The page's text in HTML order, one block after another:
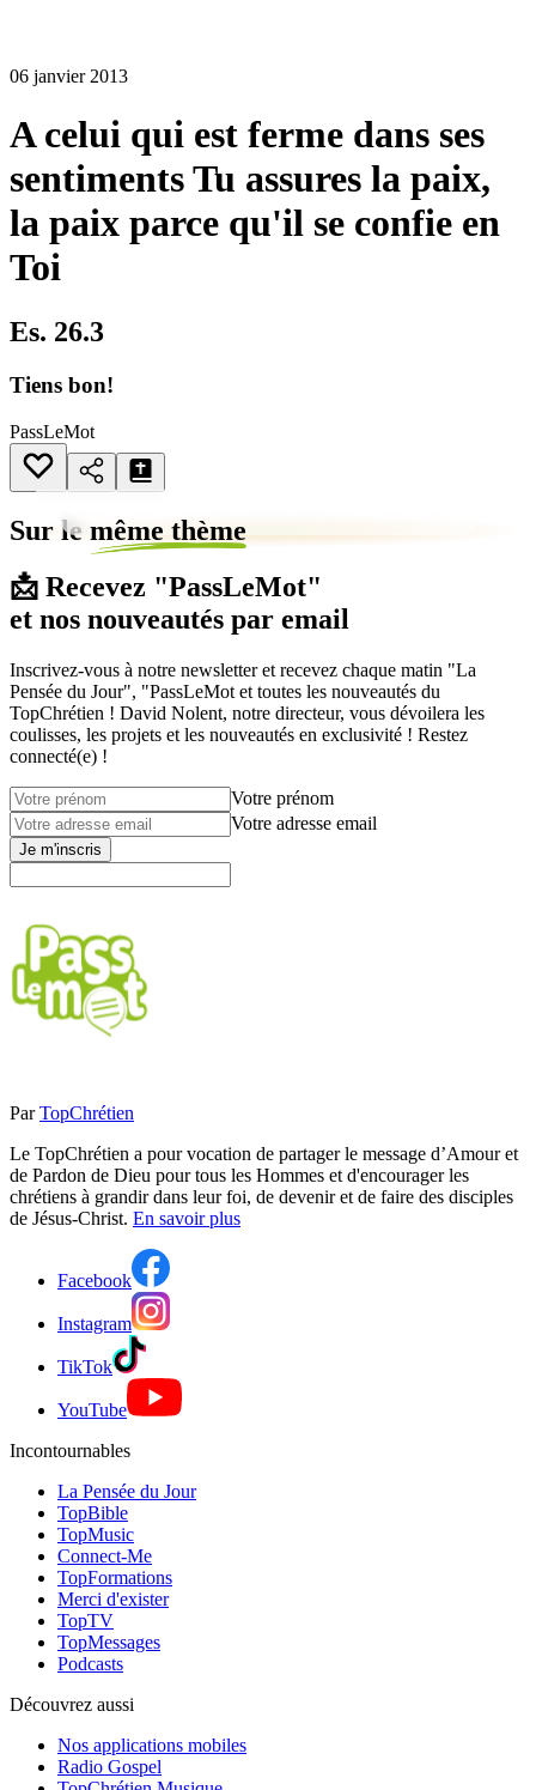
06 janvier 2013
A celui qui est ferme dans ses
sentiments Tu assures la paix,
la paix parce qu'il se confie en
Toi
Es. 26.3
Tiens bon!
PassLeMot
Sur le même thème
📩 Recevez "PassLeMot"
et nos nouveautés par email
Inscrivez-vous à notre newsletter et recevez chaque matin "La
Pensée du Jour", "PassLeMot et toutes les nouveautés du
TopChrétien ! David Nolent, notre directeur, vous dévoilera les
coulisses, les projets et les nouveautés en exclusivité ! Restez
connecté(e) !
Votre prénom
Votre adresse email
Je m'inscris
Par TopChrétien
Le TopChrétien a pour vocation de partager le message d’Amour et
de Pardon de Dieu pour tous les Hommes et d'encourager les
chrétiens à grandir dans leur foi, de devenir et de faire des disciples
de Jésus-Christ. En savoir plus
Facebook
Instagram
TikTok
YouTube
Incontournables
La Pensée du Jour
TopBible
TopMusic
Connect-Me
TopFormations
Merci d'exister
TopTV
TopMessages
Podcasts
Découvrez aussi
Nos applications mobiles
Radio Gospel